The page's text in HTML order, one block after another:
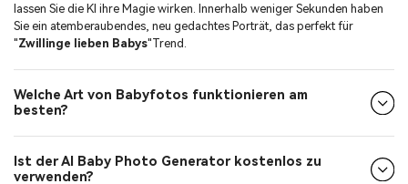
lassen Sie die KI ihre Magie wirken. Innerhalb weniger Sekunden haben
Sie ein atemberaubendes, neu gedachtes Porträt, das perfekt für
"Zwillinge lieben Babys"Trend.
Welche Art von Babyfotos funktionieren am
besten?
Ist der AI Baby Photo Generator kostenlos zu
verwenden?